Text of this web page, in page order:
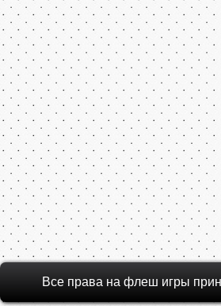
Все права на флеш игры